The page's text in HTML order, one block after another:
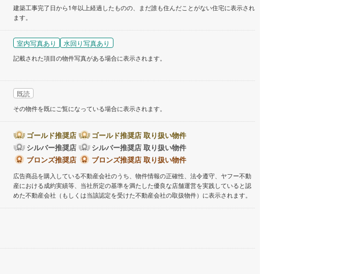
建築工事完了日から1年以上経過したものの、まだ誰も住んだことがない住宅に表示され
ます。
室内写真あり 水回り写真あり
記載された項目の物件写真がある場合に表示されます。
既読
その物件を既にご覧になっている場合に表示されます。
ゴールド推奨店
ゴールド推奨店 取り扱い物件
シルバー推奨店
シルバー推奨店 取り扱い物件
ブロンズ推奨店
ブロンズ推奨店 取り扱い物件
広告商品を購入している不動産会社のうち、物件情報の正確性、法令遵守、ヤフー不動
産における成約実績等、当社所定の基準を満たした優良な店舗運営を実践していると認
めた不動産会社（もしくは当該認定を受けた不動産会社の取扱物件）に表示されます。